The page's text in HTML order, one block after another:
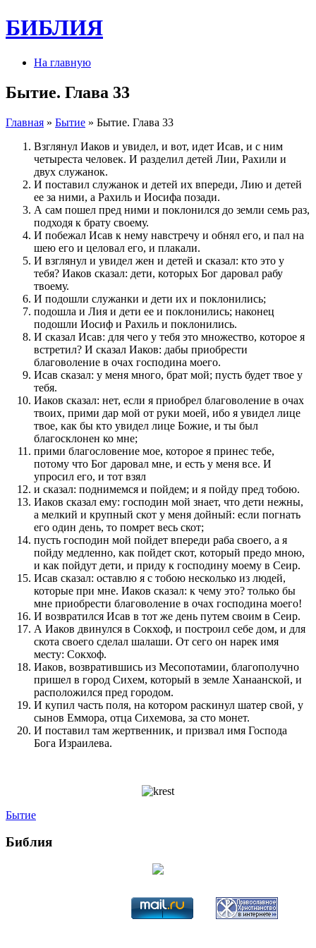
БИБЛИЯ
На главную
Бытие. Глава 33
Главная » Бытие » Бытие. Глава 33
Взглянул Иаков и увидел, и вот, идет Исав, и с ним
четыреста человек. И разделил детей Лии, Рахили и
двух служанок.
И поставил служанок и детей их впереди, Лию и детей
ее за ними, а Рахиль и Иосифа позади.
А сам пошел пред ними и поклонился до земли семь раз,
подходя к брату своему.
И побежал Исав к нему навстречу и обнял его, и пал на
шею его и целовал его, и плакали.
И взглянул и увидел жен и детей и сказал: кто это у
тебя? Иаков сказал: дети, которых Бог даровал рабу
твоему.
И подошли служанки и дети их и поклонились;
подошла и Лия и дети ее и поклонились; наконец
подошли Иосиф и Рахиль и поклонились.
И сказал Исав: для чего у тебя это множество, которое я
встретил? И сказал Иаков: дабы приобрести
благоволение в очах господина моего.
Исав сказал: у меня много, брат мой; пусть будет твое у
тебя.
Иаков сказал: нет, если я приобрел благоволение в очах
твоих, прими дар мой от руки моей, ибо я увидел лице
твое, как бы кто увидел лице Божие, и ты был
благосклонен ко мне;
прими благословение мое, которое я принес тебе,
потому что Бог даровал мне, и есть у меня все. И
упросил его, и тот взял
и сказал: поднимемся и пойдем; и я пойду пред тобою.
Иаков сказал ему: господин мой знает, что дети нежны,
а мелкий и крупный скот у меня дойный: если погнать
его один день, то помрет весь скот;
пусть господин мой пойдет впереди раба своего, а я
пойду медленно, как пойдет скот, который предо мною,
и как пойдут дети, и приду к господину моему в Сеир.
Исав сказал: оставлю я с тобою несколько из людей,
которые при мне. Иаков сказал: к чему это? только бы
мне приобрести благоволение в очах господина моего!
И возвратился Исав в тот же день путем своим в Сеир.
А Иаков двинулся в Сокхоф, и построил себе дом, и для
скота своего сделал шалаши. От сего он нарек имя
месту: Сокхоф.
Иаков, возвратившись из Месопотамии, благополучно
пришел в город Сихем, который в земле Ханаанской, и
расположился пред городом.
И купил часть поля, на котором раскинул шатер свой, у
сынов Еммора, отца Сихемова, за сто монет.
И поставил там жертвенник, и призвал имя Господа
Бога Израилева.
Бытие
Библия